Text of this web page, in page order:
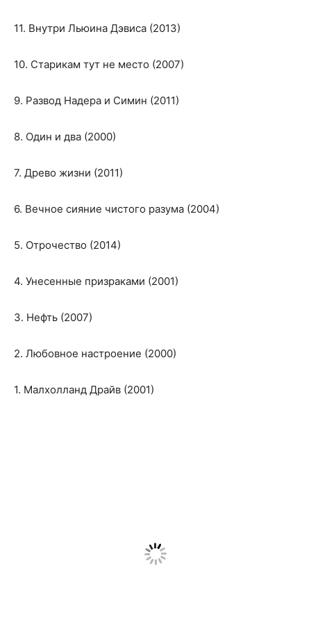
11. Внутри Льюина Дэвиса (2013)
10. Старикам тут не место (2007)
9. Развод Надера и Симин (2011)
8. Один и два (2000)
7. Древо жизни (2011)
6. Вечное сияние чистого разума (2004)
5. Отрочество (2014)
4. Унесенные призраками (2001)
3. Нефть (2007)
2. Любовное настроение (2000)
1. Малхолланд Драйв (2001)